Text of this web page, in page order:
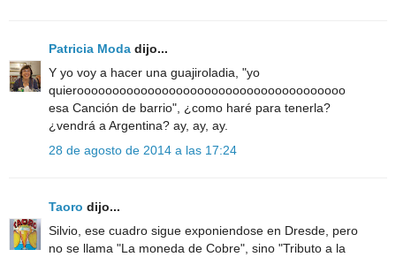
Patricia Moda dijo...
Y yo voy a hacer una guajiroladia, "yo
quieroooooooooooooooooooooooooooooooooooooo
esa Canción de barrio", ¿como haré para tenerla?
¿vendrá a Argentina? ay, ay, ay.
28 de agosto de 2014 a las 17:24
Taoro dijo...
Silvio, ese cuadro sigue exponiendose en Dresde, pero
no se llama "La moneda de Cobre", sino "Tributo a la